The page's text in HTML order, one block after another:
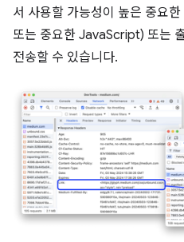
서 사용할 가능성이 높은 중요
또는 중요한 JavaScript) 또는
전송할 수 있습니다.